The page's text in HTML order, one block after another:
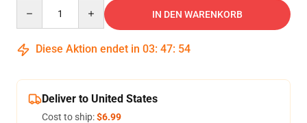
IN DEN WARENKORB
Diese Aktion endet in 03: 47: 53
Deliver to United States
Cost to ship:$6.99